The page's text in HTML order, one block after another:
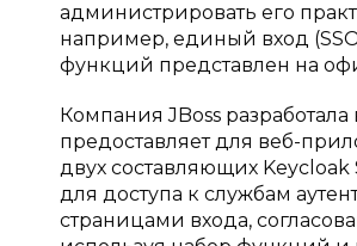
администрировать его
например, единый вход
функций представлен на
Компания JBoss
предоставляет для веб-
двух составляющих
для доступа к службам
страницами входа,